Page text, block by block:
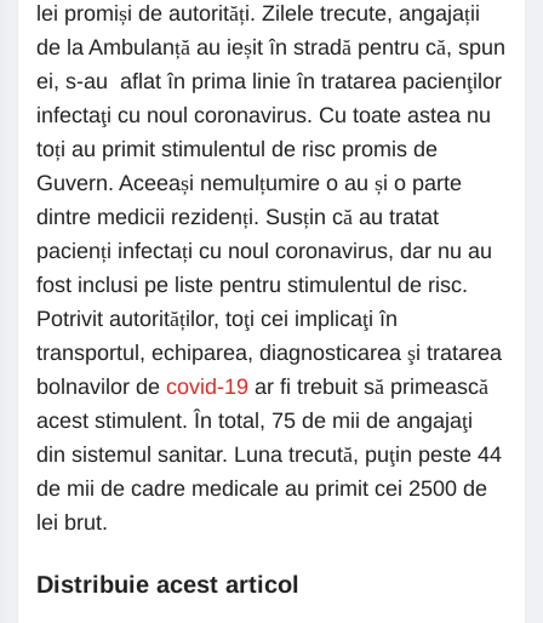
lei promiși de autorități. Zilele trecute, angajații
de la Ambulanță au ieșit în stradă pentru că, spun
ei, s-au aflat în prima linie în tratarea pacienţilor
infectaţi cu noul coronavirus. Cu toate astea nu
toți au primit stimulentul de risc promis de
Guvern. Aceeași nemulțumire o au și o parte
dintre medicii rezidenți. Susțin că au tratat
pacienți infectați cu noul coronavirus, dar nu au
fost inclusi pe liste pentru stimulentul de risc.
Potrivit autorităților, toţi cei implicaţi în
transportul, echiparea, diagnosticarea şi tratarea
bolnavilor de covid-19 ar fi trebuit să primească
acest stimulent. În total, 75 de mii de angajaţi
din sistemul sanitar. Luna trecută, puţin peste 44
de mii de cadre medicale au primit cei 2500 de
lei brut.
Distribuie acest articol